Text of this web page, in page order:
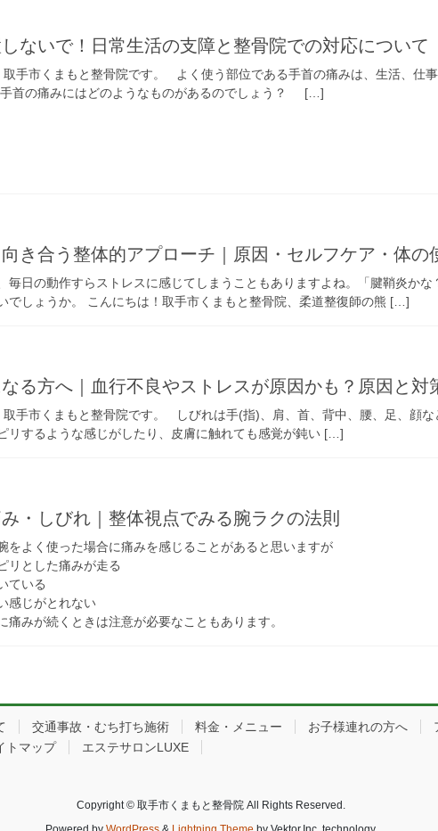
ないで！日常生活の支障と整骨院での対応について
手市くまもと整骨院です。 よく使う部位である手首の痛みは、生活、仕
手首の痛みにはどのようなものがあるのでしょう？ […]
き合う整体的アプローチ｜原因・セルフケア・体の
毎日の動作すらストレスに感じてしまうこともありますよね。「腱鞘炎か
でしょうか。 こんにちは！取手市くまもと整骨院、柔道整復師の熊 […]
る方へ｜血行不良やストレスが原因かも？原因と対
手市くまもと整骨院です。 しびれは手(指)、肩、首、背中、腰、足、顔
リするような感じがしたり、皮膚に触れても感覚が鈍い […]
・しびれ｜整体視点でみる腕ラクの法則
をよく使った場合に痛みを感じることがあると思いますが
リとした痛みが走る
ている
感じがとれない
痛みが続くときは注意が必要なこともあります。
交通事故・むち打ち施術 料金・メニュー お子様連れの方へ
トマップ エステサロンLUXE
Copyright © 取手市くまもと整骨院 All Rights Reserved.